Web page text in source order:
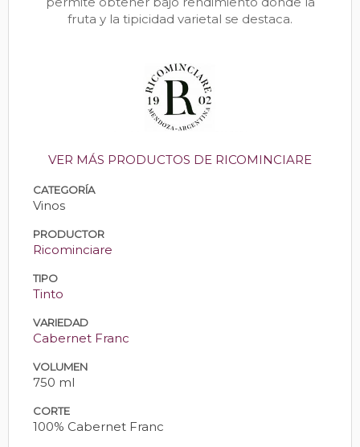
fruta y la tipicidad varietal se destaca.
VER MÁS PRODUCTOS DE RICOMINCIARE
CATEGORÍA
Vinos
PRODUCTOR
Ricominciare
TIPO
Tinto
VARIEDAD
Cabernet Franc
VOLUMEN
750 ml
CORTE
100% Cabernet Franc